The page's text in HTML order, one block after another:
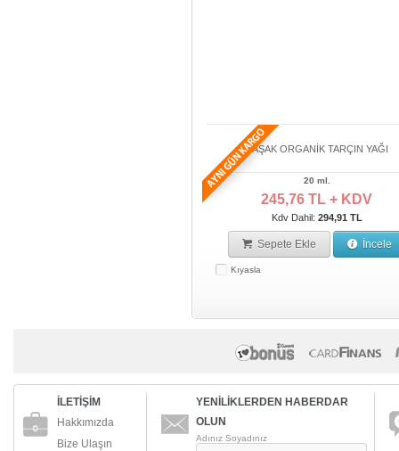
BAŞAK ORGANİK TARÇIN YAĞI
20 ml.
245,76 TL + KDV
Kdv Dahil: 294,91 TL
Sepete Ekle İncele
Kıyasla
İLETİŞİM
Hakkımızda
Bize Ulaşın
YENİLİKLERDEN HABERDAR
OLUN
Adınız Soyadınız